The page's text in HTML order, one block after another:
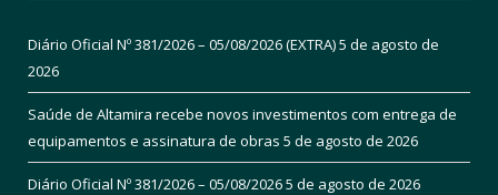
Diário Oficial Nº 381/2026 – 05/08/2026 (EXTRA)5 de agosto de
2026
Saúde de Altamira recebe novos investimentos com entrega de
equipamentos e assinatura de obras 5 de agosto de 2026
Diário Oficial Nº 381/2026 – 05/08/20265 de agosto de 2026